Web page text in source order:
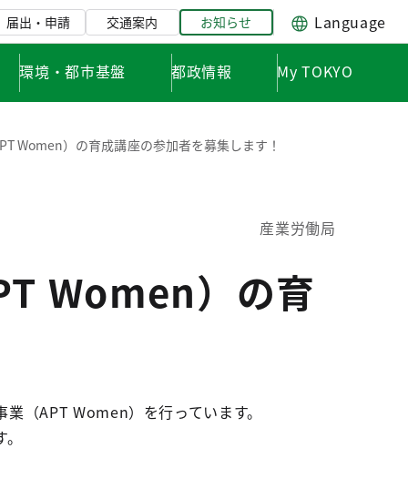
届出・申請 交通案内 お知らせ Language
環境・都市基盤 都政情報 My TOKYO
Women）の育成講座の参加者を募集します！
産業労働局
Women）の育
（APT Women）を行っています。